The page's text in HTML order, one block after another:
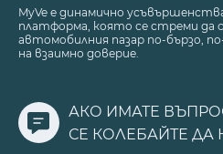
MyVe е динамично
платформа, която се стреми да
автомобилния пазар по-бързо,
на взаимно доверие.
АКО ИМАТЕ
СЕ КОЛЕБАЙТЕ ДА